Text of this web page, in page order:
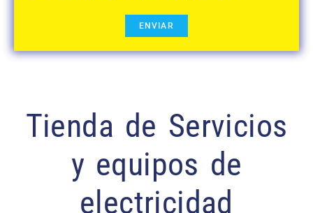
Tienda de Servicios
y equipos de
electricidad